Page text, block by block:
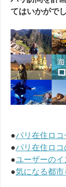
てはいかがで
●パリ在住ロコ
●パリ在住ロ
●ユーザーの
●気になる都市